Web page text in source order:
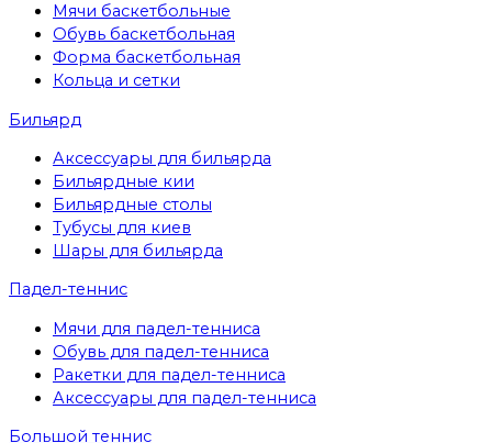
Мячи баскетбольные
Обувь баскетбольная
Форма баскетбольная
Кольца и сетки
Бильярд
Аксессуары для бильярда
Бильярдные кии
Бильярдные столы
Тубусы для киев
Шары для бильярда
Падел-теннис
Мячи для падел-тенниса
Обувь для падел-тенниса
Ракетки для падел-тенниса
Аксессуары для падел-тенниса
Большой теннис